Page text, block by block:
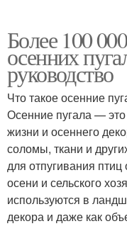
Более 100
осенних
руководство
Что такое осенние
Осенние пугала —
жизни и осеннего
соломы, ткани и
для отпугивания
осени и сельского
используются в
декора и даже как